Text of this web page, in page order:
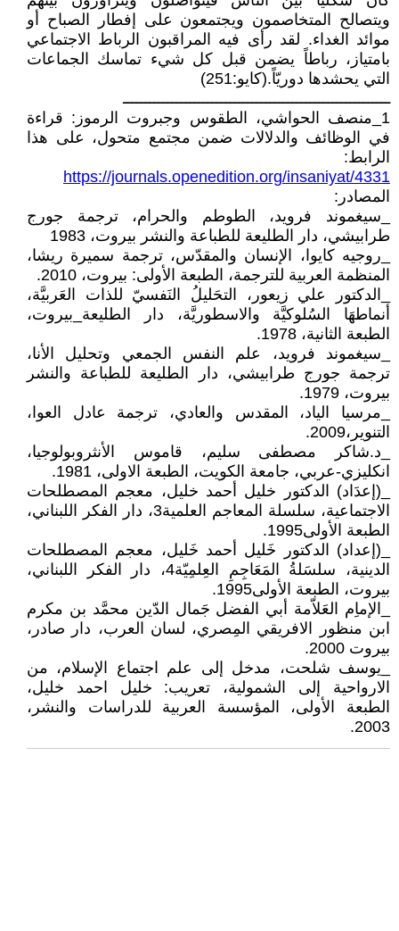
ويتصالح المتخاصمون ويجتمعون على إفطار الصباح أو
موائد الغداء. لقد رأى فيه المراقبون الرباط الاجتماعي
بامتياز، رباطاً يضمن قبل كل شيء تماسك الجماعات
التي يحشدها دوريّاً.(كايو:251)
ــــــــــــــــــــــــــــــــــــــــــــــــــــــــــــ
1_منصف الحواشي، الطقوس وجبروت الرموز: قراءة
في الوظائف والدلالات ضمن مجتمع متحول، على هذا
الرابط:
https://journals.openedition.org/insaniyat/4331
المصادر:
_سيغموند فرويد، الطوطم والحرام، ترجمة جورج
طرابيشي، دار الطليعة للطباعة والنشر بيروت، 1983
_روجيه كايوا، الإنسان والمقدّس، ترجمة سميرة ريشا،
المنظمة العربية للترجمة، الطبعة الأولى: بيروت، 2010.
_الدكتور علي زيعور، التحَليلُ النَفسيّ للذات العَربيَّة،
أنماطهَا السُلوكيَّة والاسطوريَّة، دار الطليعة_بيروت،
الطبعة الثانية، 1978.
_سيغموند فرويد، علم النفس الجمعي وتحليل الأنا،
ترجمة جورج طرابيشي، دار الطليعة للطباعة والنشر
بيروت، 1979.
_مرسيا الياد، المقدس والعادي، ترجمة عادل العوا،
التنوير،2009.
_د.شاكر مصطفى سليم، قاموس الأنثروبولوجيا،
انكليزي-عربي، جامعة الكويت، الطبعة الاولى، 1981.
_(إعدَاد) الدكتور خليل أحمد خليل، معجم المصطلحات
الاجتماعية، سلسلة المعاجم العلمية3، دار الفكر اللبناني،
الطبعة الأولى1995.
_(إعداد) الدكتور خَليل أحمد خَليل، معجم المصطلحات
الدينية، سلسَلةُ المَعَاجِمِ العِلمِيّة4، دار الفكر اللبناني،
بيروت، الطبعة الأولى1995.
_الإماِم العَلاّمة أبي الفضل جَمال الدّين محمَّد بن مكرم
ابن منظور الافريقي المِصري، لسان العرب، دار صادر،
بيروت 2000.
_يوسف شلحت، مدخل إلى علم اجتماع الإسلام، من
الارواحية إلى الشمولية، تعريب: خليل احمد خليل،
الطبعة الأولى، المؤسسة العربية للدراسات والنشر،
2003.